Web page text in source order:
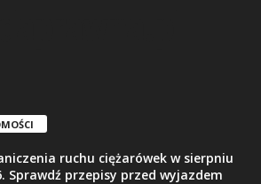
ruchu ciężarówek w sierpniu
Sprawdź przepisy przed wyjazdem